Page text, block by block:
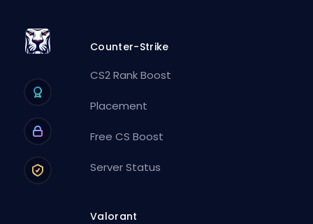
Counter-Strike
CS2 Rank Boost
Placement
Free CS Boost
Server Status
Valorant